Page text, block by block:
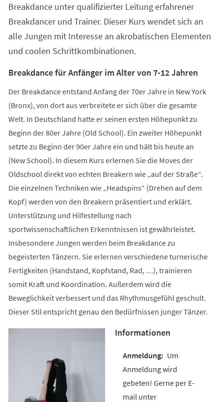
Breakdance unter qualifizierter Leitung erfahrener
Breakdancer und Trainer. Dieser Kurs wendet sich an
alle Jungen mit Interesse an akrobatischen Elementen
und coolen Schrittkombinationen.
Breakdance für Anfänger im Alter von 7-12 Jahren
Der Breakdance entstand Anfang der 70er Jahre in New York
(Bronx), von dort aus verbreitete er sich über die gesamte
Welt. In Deutschland hatte er seinen ersten Höhepunkt zu
Beginn der 80er Jahre (Old School). Ein zweiter Höhepunkt
setzte zu Beginn der 90er Jahre ein und hält bis heute an
(New School). In diesem Kurs erlernen Sie die Moves der
Oldschool direkt von echten Breakern wie „auf der Straße“.
Die einzelnen Techniken wie „Headspins“ (Drehen auf dem
Kopf) werden von den Breakern präsentiert und erklärt.
Unterstützung und Hilfestellung nach
sportwissenschaftlichen Erkenntnissen ist gewährleistet.
Insbesondere Jungen werden beim Breakdance zu
begeisterten Tänzern. Sie erlernen verschiedene turnerische
Fertigkeiten (Handstand, Kopfstand, Rad, …), trainieren
somit Kraft und Koordination. Außerdem wird die
Beweglichkeit verbessert und das Rhythmusgefühl geschult.
Dieser Stil entspricht genau den Bedürfnissen junger Tänzer.
Informationen
Um
Anmeldung wird
gebeten! Gerne per E-
mail unter